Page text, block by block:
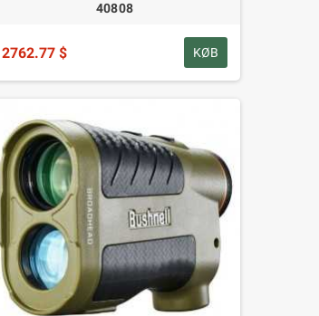
40808
2762.77 $ KØB